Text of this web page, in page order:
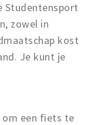
Studentensport
zowel in
kost
Je kunt je
om een fiets te